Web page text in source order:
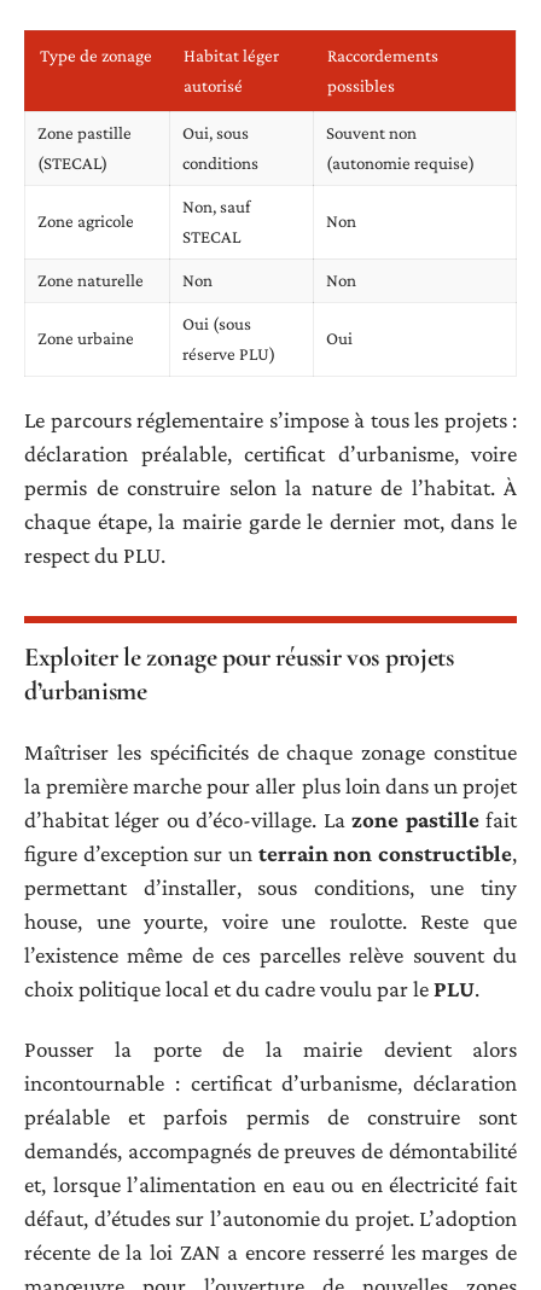
Type de zonage
Habitat léger
autorisé
Raccordements
possibles
Zone pastille
(STECAL)
Oui, sous
conditions
Souvent non
(autonomie requise)
Zone agricole
Non, sauf
STECAL
Non
Zone naturelle Non Non
Zone urbaine
Oui (sous
réserve PLU)
Oui
Le parcours réglementaire s’impose à tous les projets :
déclaration préalable, certificat d’urbanisme, voire
permis de construire selon la nature de l’habitat. À
chaque étape, la mairie garde le dernier mot, dans le
respect du PLU.
Exploiter le zonage pour réussir vos projets
d’urbanisme
Maîtriser les spécificités de chaque zonage constitue
la première marche pour aller plus loin dans un projet
d’habitat léger ou d’éco-village. Lazone pastillefait
figure d’exception sur un terrain non constructible,
permettant d’installer, sous conditions, une tiny
house, une yourte, voire une roulotte. Reste que
l’existence même de ces parcelles relève souvent du
choix politique local et du cadre voulu par lePLU.
Pousser la porte de la mairie devient alors
incontournable : certificat d’urbanisme, déclaration
préalable et parfois permis de construire sont
demandés, accompagnés de preuves de démontabilité
et, lorsque l’alimentation en eau ou en électricité fait
défaut, d’études sur l’autonomie du projet. L’adoption
récente de la loi ZAN a encore resserré les marges de